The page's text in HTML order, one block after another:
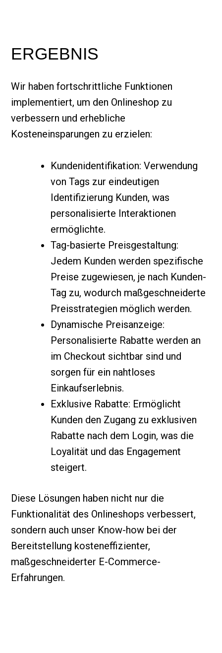
ERGEBNIS
Wir haben fortschrittliche Funktionen
implementiert, um den Onlineshop zu
verbessern und erhebliche
Kosteneinsparungen zu erzielen:
Kundenidentifikation: Verwendung
von Tags zur eindeutigen
Identifizierung Kunden, was
personalisierte Interaktionen
ermöglichte.
Tag-basierte Preisgestaltung:
Jedem Kunden werden spezifische
Preise zugewiesen, je nach Kunden-
Tag zu, wodurch maßgeschneiderte
Preisstrategien möglich werden.
Dynamische Preisanzeige:
Personalisierte Rabatte werden an
im Checkout sichtbar sind und
sorgen für ein nahtloses
Einkaufserlebnis.
Exklusive Rabatte: Ermöglicht
Kunden den Zugang zu exklusiven
Rabatte nach dem Login, was die
Loyalität und das Engagement
steigert.
Diese Lösungen haben nicht nur die
Funktionalität des Onlineshops verbessert,
sondern auch unser Know-how bei der
Bereitstellung kosteneffizienter,
maßgeschneiderter E-Commerce-
Erfahrungen.